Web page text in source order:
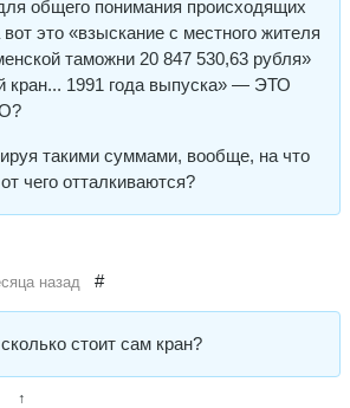
общего понимания происходящих
это «взыскание с местного жителя
таможни 20 847 530,63 рубля»
кран... 1991 года выпуска» — ЭТО
такими суммами, вообще, на что
чего отталкиваются?
назад #
стоит сам кран?
↑